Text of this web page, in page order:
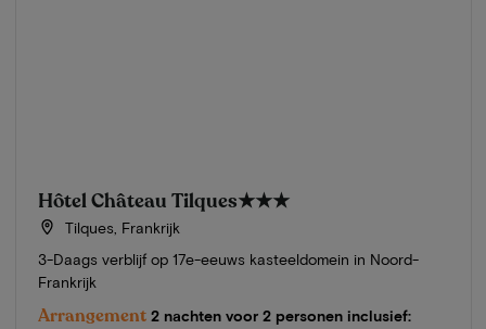
Hôtel Château Tilques★★★
Tilques, Frankrijk
3-Daags verblijf op 17e-eeuws kasteeldomein in Noord-
Frankrijk
Arrangement 2 nachten voor 2 personen inclusief: